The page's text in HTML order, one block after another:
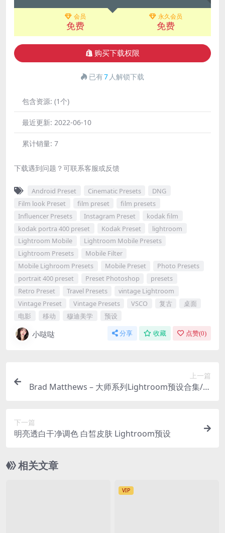
会员
免费
永久会员
免费
购买下载权限
已有7 人解锁下载
包含资源: (1个)
最近更新: 2022-06-10
累计销量: 7
下载遇到问题？可联系客服或反馈
Android Preset Cinematic Presets
DNG
Film look Preset
film preset
film presets
Influencer Presets
Instagram Preset
kodak film
kodak portra 400 preset
Kodak Preset
lightroom
Lightroom Mobile
Lightroom Mobile Presets
Lightroom Presets
Mobile Filter
Mobile Lighroom Presets
Mobile Preset
Photo Presets
portrait 400 preset
Preset Photoshop
presets
Retro Preset
Travel Presets
vintage Lightroom
Vintage Preset
Vintage Presets VSCO 复古
桌面
电影
移动 穆迪美学 预设
小哒哒 分享 收藏 点赞(0)
上一篇
Brad Matthews – 大师系列Lightroom预设合集/桌
下一篇
明亮透白干净调色 白皙皮肤 Lightroom预设
相关文章
VIP